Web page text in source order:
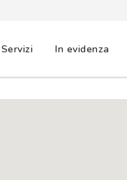
Servizi In evidenza